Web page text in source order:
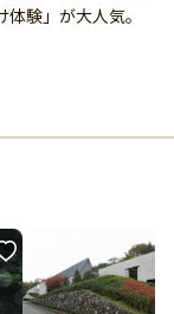
験」が大人気。